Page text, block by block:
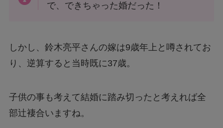
で、できちゃった婚だった！
しかし、鈴木亮平さんの嫁は9歳年上と噂されてお
り、逆算すると当時既に37歳。
子供の事も考えて結婚に踏み切ったと考えれば全
部辻褄合いますね。